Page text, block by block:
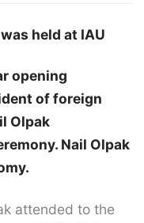
held at IAU
opening
of foreign
Olpak
Nail Olpak
attended to the